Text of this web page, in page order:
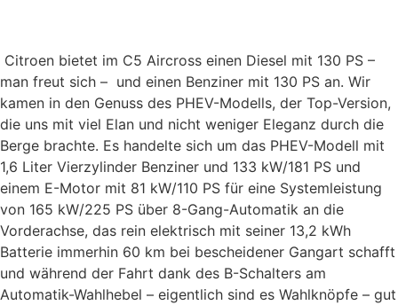
Citroen bietet im C5 Aircross einen Diesel mit 130 PS –
man freut sich – und einen Benziner mit 130 PS an. Wir
kamen in den Genuss des PHEV-Modells, der Top-Version,
die uns mit viel Elan und nicht weniger Eleganz durch die
Berge brachte. Es handelte sich um das PHEV-Modell mit
1,6 Liter Vierzylinder Benziner und 133 kW/181 PS und
einem E-Motor mit 81 kW/110 PS für eine Systemleistung
von 165 kW/225 PS über 8-Gang-Automatik an die
Vorderachse, das rein elektrisch mit seiner 13,2 kWh
Batterie immerhin 60 km bei bescheidener Gangart schafft
und während der Fahrt dank des B-Schalters am
Automatik-Wahlhebel – eigentlich sind es Wahlknöpfe – gut